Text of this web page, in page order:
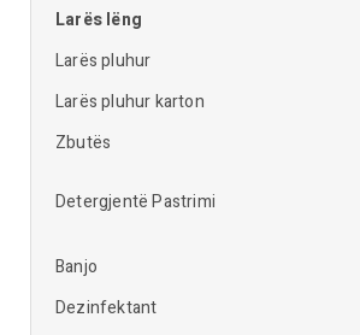
Larës lëng
Larës pluhur
Larës pluhur karton
Zbutës
Detergjentë Pastrimi
Banjo
Dezinfektant